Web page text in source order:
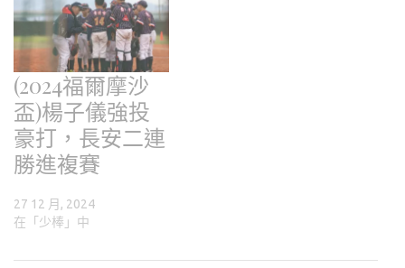
(2024福爾摩沙
盃)楊子儀強投
豪打，長安二連
勝進複賽
27 12 月, 2024
在「少棒」中